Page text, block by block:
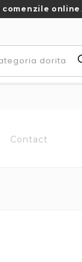
comenzile online.
Contact